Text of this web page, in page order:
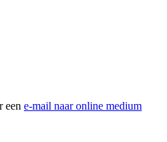
een e-mail naar online medium